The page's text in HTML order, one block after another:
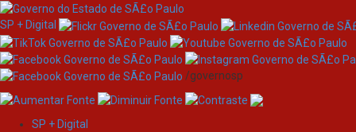
SP + Digital
/governosp
SP + Digital